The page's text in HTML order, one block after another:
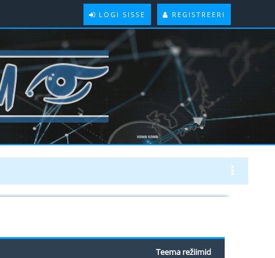
LOGI SISSE REGISTREERI
Teema režiimid